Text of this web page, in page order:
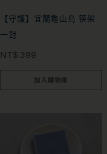
【守護】宜蘭龜山島 筷架
一對
NT$ 399
加入購物車